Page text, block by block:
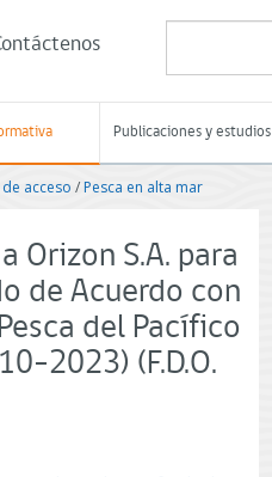
Publicaciones y estudios
acceso / Pesca en alta mar
Orizon S.A. para
de Acuerdo con
del Pacífico
2023) (F.D.O.